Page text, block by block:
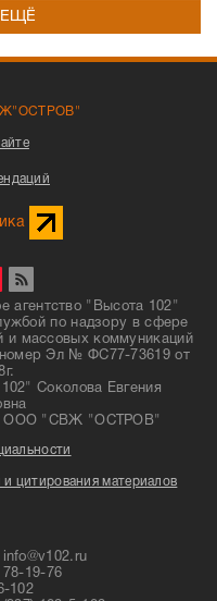
ЕЩЁ
агентство "Высота 102"
по надзору в сфере
и массовых коммуникаций
номер Эл № ФС77-73619 от
Соколова Евгения
- ООО "СВЖ "ОСТРОВ"
и цитирования материалов
78-19-76
102